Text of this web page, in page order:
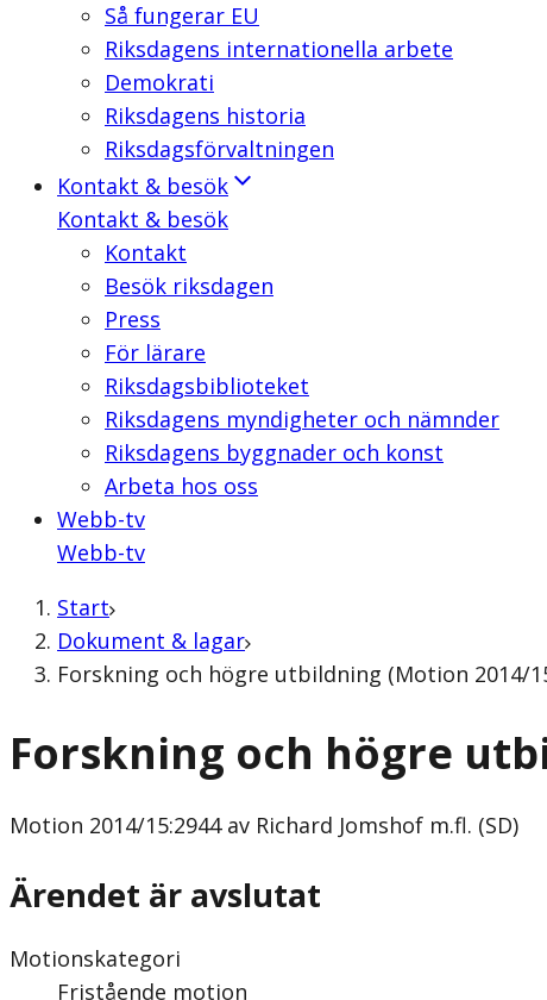
Så fungerar EU
Riksdagens internationella arbete
Demokrati
Riksdagens historia
Riksdagsförvaltningen
Kontakt & besök
Kontakt & besök
Kontakt
Besök riksdagen
Press
För lärare
Riksdagsbiblioteket
Riksdagens myndigheter och nämnder
Riksdagens byggnader och konst
Arbeta hos oss
Webb-tv
Webb-tv
Start
Dokument & lagar
Forskning och högre utbildning (Motion 2014/
Forskning och högre
Motion 2014/15:2944 av Richard Jomshof m.fl. (SD)
Ärendet är avslutat
Motionskategori
Fristående motion